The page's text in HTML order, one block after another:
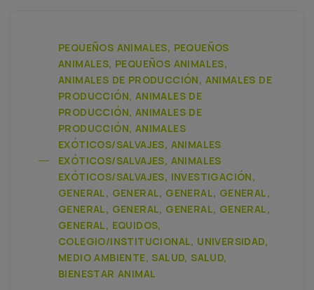
PEQUEÑOS ANIMALES, PEQUEÑOS
ANIMALES, PEQUEÑOS ANIMALES,
ANIMALES DE PRODUCCIÓN, ANIMALES DE
PRODUCCIÓN, ANIMALES DE
PRODUCCIÓN, ANIMALES DE
PRODUCCIÓN, ANIMALES
EXÓTICOS/SALVAJES, ANIMALES
EXÓTICOS/SALVAJES, ANIMALES
EXÓTICOS/SALVAJES, INVESTIGACIÓN,
GENERAL, GENERAL, GENERAL, GENERAL,
GENERAL, GENERAL, GENERAL, GENERAL,
GENERAL, EQUIDOS,
COLEGIO/INSTITUCIONAL, UNIVERSIDAD,
MEDIO AMBIENTE, SALUD, SALUD,
BIENESTAR ANIMAL